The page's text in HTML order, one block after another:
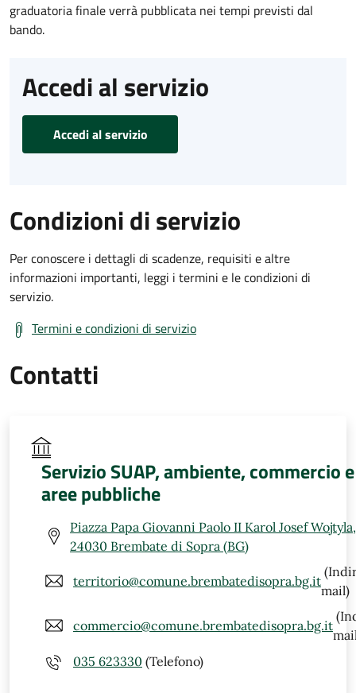
graduatoria finale verrà pubblicata nei tempi previsti dal
bando.
Accedi al servizio
Accedi al servizio
Condizioni di servizio
Per conoscere i dettagli di scadenze, requisiti e altre
informazioni importanti, leggi i termini e le condizioni di
servizio.
Termini e condizioni di servizio
Contatti
Servizio SUAP, ambiente, commercio e
aree pubbliche
Piazza Papa Giovanni Paolo II Karol Josef
24030 Brembate di Sopra (BG)
territorio@comune.brembatedisopra.bg.it
mail)
commercio@comune.brembatedisopra.bg.it
035 623330 (Telefono)